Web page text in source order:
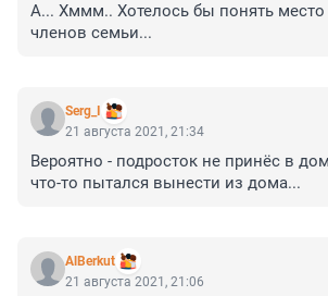
А... Хммм.. Хотелось бы понять
членов семьи...
Serg_I
21 августа 2021, 21:34
Вероятно - подросток не принёс в
что-то пытался вынести из дома...
AlBerkut
21 августа 2021, 21:06